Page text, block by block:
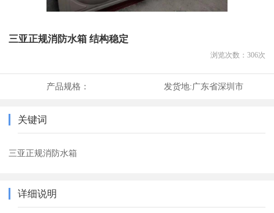
三亚正规消防水箱 结构稳定
浏览次数： 306次
产品规格： 发货地:广东省深圳市
关键词
三亚正规消防水箱
详细说明